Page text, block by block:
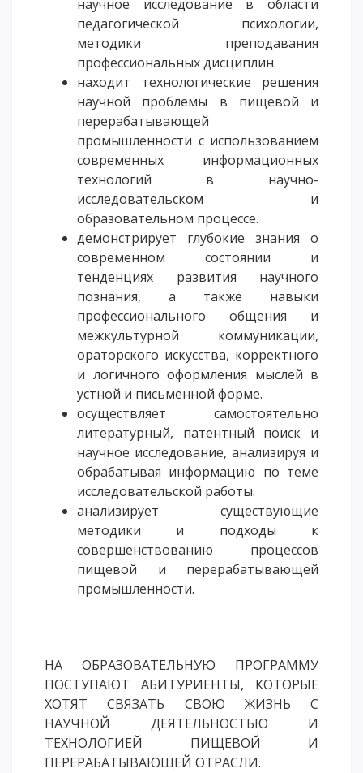
научное исследование в области
педагогической психологии,
методики преподавания
профессиональных дисциплин.
находит технологические решения
научной проблемы в пищевой и
перерабатывающей
промышленности с использованием
современных информационных
технологий в научно-
исследовательском и
образовательном процессе.
демонстрирует глубокие знания о
современном состоянии и
тенденциях развития научного
познания, а также навыки
профессионального общения и
межкультурной коммуникации,
ораторского искусства, корректного
и логичного оформления мыслей в
устной и письменной форме.
осуществляет самостоятельно
литературный, патентный поиск и
научное исследование, анализируя и
обрабатывая информацию по теме
исследовательской работы.
анализирует существующие
методики и подходы к
совершенствованию процессов
пищевой и перерабатывающей
промышленности.
НА ОБРАЗОВАТЕЛЬНУЮ ПРОГРАММУ
ПОСТУПАЮТ АБИТУРИЕНТЫ, КОТОРЫЕ
ХОТЯТ СВЯЗАТЬ СВОЮ ЖИЗНЬ С
НАУЧНОЙ ДЕЯТЕЛЬНОСТЬЮ И
ТЕХНОЛОГИЕЙ ПИЩЕВОЙ И
ПЕРЕРАБАТЫВАЮЩЕЙ ОТРАСЛИ.